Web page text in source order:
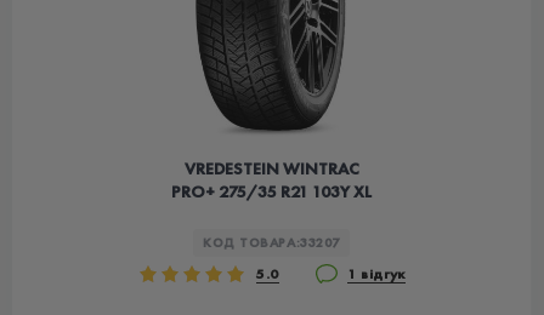
VREDESTEIN WINTRAC
PRO+ 275/35 R21 103Y XL
КОД ТОВАРА:33207
5.0 1 відгук